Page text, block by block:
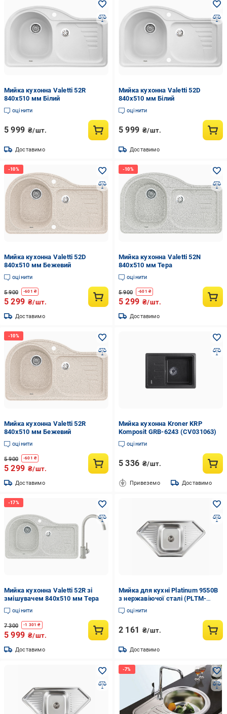
Мийка кухонна Valetti 52R
840x510 мм Білий
оцінити
5 999 ₴/шт.
Доставимо
Мийка кухонна Valetti 52D
840x510 мм Білий
оцінити
5 999 ₴/шт.
Доставимо
Мийка кухонна Valetti 52D
840x510 мм Бежевий
оцінити
5 900 -601 ₴
5 299 ₴/шт.
Доставимо
Мийка кухонна Valetti 52N
840x510 мм Тера
оцінити
5 900 -601 ₴
5 299 ₴/шт.
Доставимо
Мийка кухонна Valetti 52R
840x510 мм Бежевий
оцінити
5 900 -601 ₴
5 299 ₴/шт.
Доставимо
Мийка кухонна Kroner KRP
Komposit GRB-6243 (CV031063)
оцінити
5 336 ₴/шт.
Привеземо Доставимо
Мийка кухонна Valetti 52R зі
змішувачем 840x510 мм Тера
оцінити
7 300 -1 301 ₴
5 999 ₴/шт.
Доставимо
Мийка для кухні Platinum 9550В
з нержавіючої сталі (PLTM-
SP000000636)
оцінити
2 161 ₴/шт.
Доставимо